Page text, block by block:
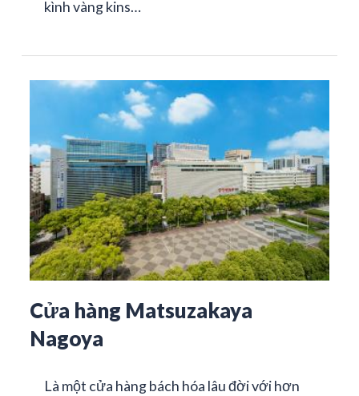
kình vàng kins…
Cửa hàng Matsuzakaya
Nagoya
Là một cửa hàng bách hóa lâu đời với hơn